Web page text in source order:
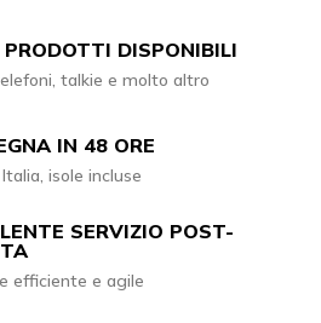
DISPONIBILI
talkie e molto altro
IN 48 ORE
isole incluse
SERVIZIO POST-
efficiente e agile